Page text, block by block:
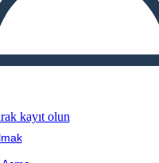
kayıt olun